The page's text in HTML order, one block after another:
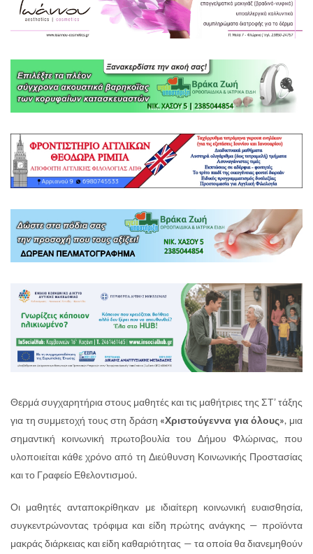
Θερμά συγχαρητήρια στους μαθητές και τις μαθήτριες της ΣΤ’ τάξης
για τη συμμετοχή τους στη δράση «Χριστούγεννα για όλους», μια
σημαντική κοινωνική πρωτοβουλία του Δήμου Φλώρινας, που
υλοποιείται κάθε χρόνο από τη Διεύθυνση Κοινωνικής Προστασίας
και το Γραφείο Εθελοντισμού.
Οι μαθητές ανταποκρίθηκαν με ιδιαίτερη κοινωνική ευαισθησία,
συγκεντρώνοντας τρόφιμα και είδη πρώτης ανάγκης — προϊόντα
μακράς διάρκειας και είδη καθαριότητας — τα οποία θα διανεμηθούν